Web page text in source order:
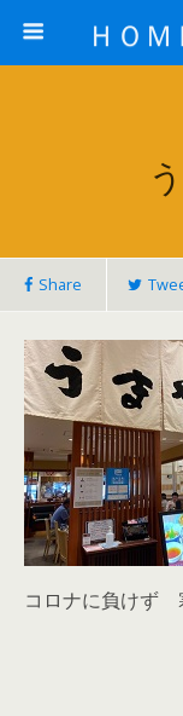
Share
コロナに負けず